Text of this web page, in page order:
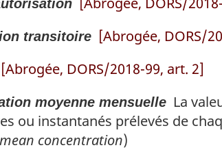
transitoire [Abrogée, DORS/
[Abrogée, DORS/2018-99, art. 2]
moyenne mensuelle La
ou instantanés prélevés de
concentration)